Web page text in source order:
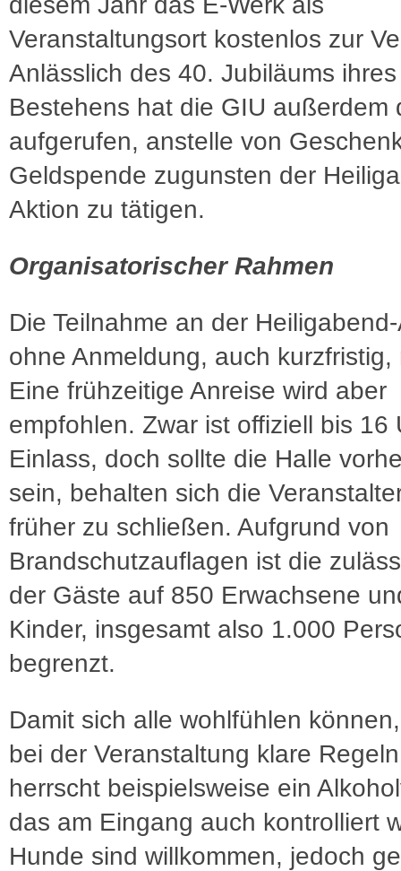
Veranstaltungsort kostenlos zur
Anlässlich des 40. Jubiläums ihres
Bestehens hat die GIU außerdem
aufgerufen, anstelle von
Geldspende zugunsten der
Aktion zu tätigen.
Organisatorischer Rahmen
Die Teilnahme an der
ohne Anmeldung, auch kurzfristig,
Eine frühzeitige Anreise wird aber
empfohlen. Zwar ist offiziell bis 16
Einlass, doch sollte die Halle
sein, behalten sich die
früher zu schließen. Aufgrund von
Brandschutzauflagen ist die
der Gäste auf 850 Erwachsene
Kinder, insgesamt also 1.000
begrenzt.
Damit sich alle wohlfühlen
bei der Veranstaltung klare
herrscht beispielsweise ein
das am Eingang auch kontrolliert
Hunde sind willkommen, jedoch